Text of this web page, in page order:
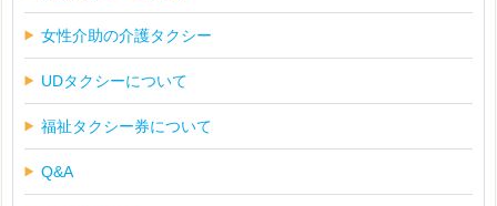
女性介助の介護タクシー
UDタクシーについて
福祉タクシー券について
Q&A